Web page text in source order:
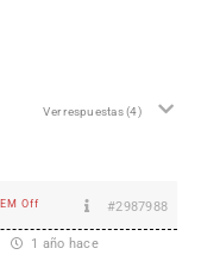
Ver respuestas(4)
EM Off #2987988
1 año hace